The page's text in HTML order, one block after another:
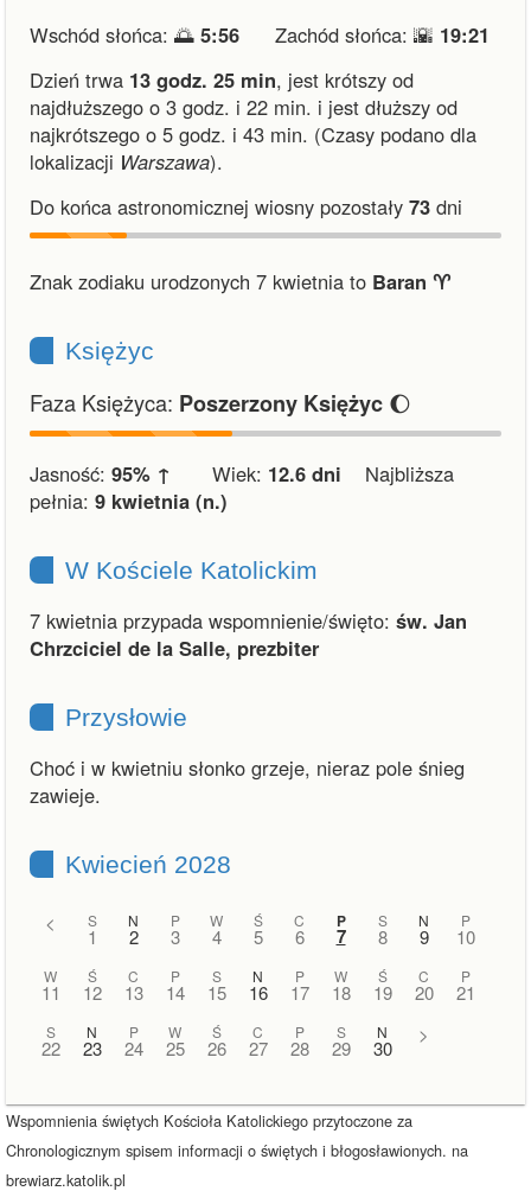
Wschód słońca: 🌅 5:56 Zachód słońca: 🌇 19:21
Dzień trwa 13 godz. 25 min, jest krótszy od
najdłuższego o 3 godz. i 22 min. i jest dłuższy od
najkrótszego o 5 godz. i 43 min. (Czasy podano dla
lokalizacji Warszawa).
Do końca astronomicznej wiosny pozostały 73 dni
Znak zodiaku urodzonych 7 kwietnia to Baran ♈︎
Księżyc
Faza Księżyca: Poszerzony Księżyc 🌔
Jasność: 95% ↑ Wiek: 12.6 dni Najbliższa
pełnia: 9 kwietnia (n.)
W Kościele Katolickim
7 kwietnia przypada wspomnienie/święto: św. Jan
Chrzciciel de la Salle, prezbiter
Przysłowie
Choć i w kwietniu słonko grzeje, nieraz pole śnieg
zawieje.
Kwiecień 2028
< S
1
N
2
P
3
W
4
Ś
5
C
6
P
7
S
8
N
9
P
10
W
11
Ś
12
C
13
P
14
S
15
N
16
P
17
W
18
Ś
19
C
20
P
21
S
22
N
23
P
24
W
25
Ś
26
C
27
P
28
S
29
N
30
>
Wspomnienia świętych Kościoła Katolickiego przytoczone za
Chronologicznym spisem informacji o świętych i błogosławionych. na
brewiarz.katolik.pl